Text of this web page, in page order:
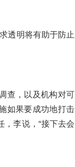
透明将有助于防止
查，以及机构对可
如果要成功地打击
，李说，“接下去会